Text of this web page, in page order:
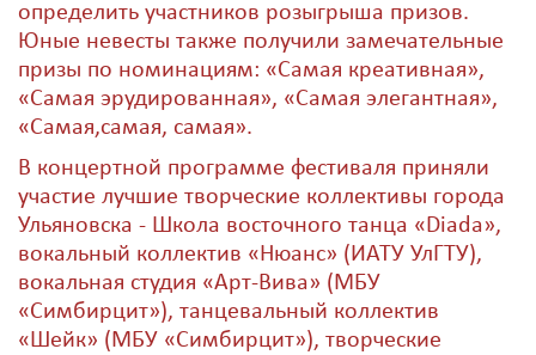
определить участников розыгрыша призов.
Юные невесты также получили замечательные
призы по номинациям: «Самая креативная»,
«Самая эрудированная», «Самая элегантная»,
«Самая,самая, самая».
В концертной программе фестиваля приняли
участие лучшие творческие коллективы города
Ульяновска - Школа восточного танца «Diada»,
вокальный коллектив «Нюанс» (ИАТУ УлГТУ),
вокальная студия «Арт-Вива» (МБУ
«Симбирцит»), танцевальный коллектив
«Шейк» (МБУ «Симбирцит»), творческие